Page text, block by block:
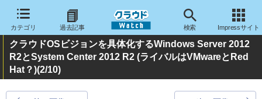
カテゴリ 過去記事 検索 Impressサイト
クラウドOSビジョンを具体化するWindows Server 2012
R2とSystem Center 2012 R2 (ライバルはVMwareとRed
Hat？)(2/10)